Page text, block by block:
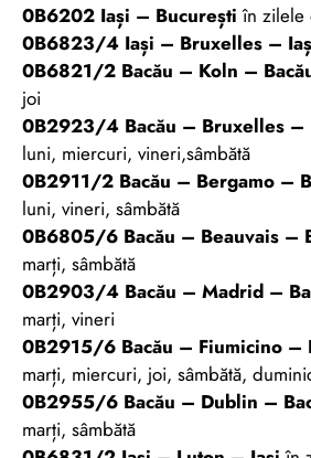
0B6202 Iași – București în zilele
0B6823/4 Iași – Bruxelles –
0B6821/2 Bacău – Koln –
joi
0B2923/4 Bacău – Bruxelles –
luni, miercuri, vineri,sâmbătă
0B2911/2 Bacău – Bergamo –
luni, vineri, sâmbătă
0B6805/6 Bacău – Beauvais –
marți, sâmbătă
0B2903/4 Bacău – Madrid –
marți, vineri
0B2915/6 Bacău – Fiumicino –
marți, miercuri, joi, sâmbătă,
0B2955/6 Bacău – Dublin –
marți, sâmbătă